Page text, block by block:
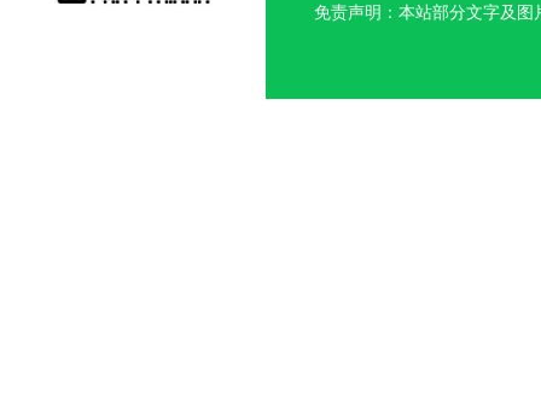
免责声明：本站部分文字及